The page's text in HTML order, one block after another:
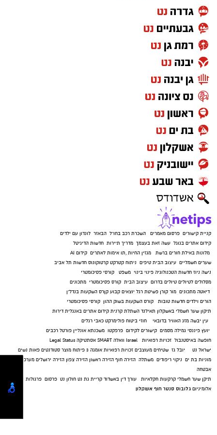
מצ"ב תמונות.
קרדיט: דוברות המשטרה.
להורדת האפליקציה לחצו כאן
סגן מפקד תחנת אשקלון, רפ"ק דורון ששון, מסר:
"שוטרי ובלשי תחנת אשקלון פועלים באופן יזום
ונחוש נגד מחוללי פשיעה וגורמים עברייניים, תוך
הסתמכות על מודיעין איכותי ופעילות מבצעית
ממוקדת. נמשיך לפעול לסיכול עבירות אלימות
ולהרחקת אמצעי תקיפה מהמרחב הציבורי, למען
ביטחון הציבור".
מצ"ב תמונה
קרדיט: דוברות המשטרה.
להורדת האפליקציה לחצו כאן
קניית קישורים פרסום מאמרים השכרת רכב בחו"ל הבאזר לונדון עם ילדים
קידום אתרים בגוגל עשה זאת בעצמך מדריך תיירות חדשות הדיגיטל
מלונות באילת חורים ברשת מגזין החיות ,תו אימות לאתרים קידום AI
שערים חשמליים עיצוב הבית טיפים ניתוח קטרקט קרטוקונוס חדשות תל אביב
נישה ניוז חדשות הטכנולוגיה פינוי בינוי משפט
קורסי פסיכומטרי
מסלולים לטיולים טיולים בדרום עיצוב הבית קורס פסיכומטרי מתכונים
דיאטה מתכונים מור קורן פשיטת רגל יוצאים קבוע קןרס השקעות בנדל"ן
הורים וילדים חדשות טובות קורס השקעות בשוק ההון קורסי פסיכומטרי
תיקון שער חשמלי באשקלון תאילנד השתלת קרנית קידום אתרים באנגלית דירות
עין יבשה מזג האוויר בדובאי חוזי ביטוח פולימרקט כאבי רגלים
יועץ פיננסי גמילה מסמים קישורים לקידום פרפקטו משכנתא אונליין פורטל רכבים
חופשה באיסטנבול זכויות רפואיות Israel וואלה SMART אסתטיקה Legal Status
ישראל נט
יובל גז שטיחים מעוצבים זכויות רפואיות אומגה 3 פיתוח מוצר סטודנטים פאות נשים
מוניות בת ים ניקוי ריפודים משתלה הזירה חוף הזירה ראשון הזירה צפון הזירה ירושלים מערכות
אבטחה
תיקן שער חשמלי קרקעות חקלאיות עורך דין באשדוד קריית גת נט חולון נט פרסום פרגולות
אלומיניום גלובוס סנטר חוף אשקלון